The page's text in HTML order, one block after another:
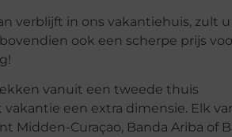
verblijft in ons vakantiehuis, zult
ook een scherpe prijs
vanuit een tweede thuis
vakantie een extra dimensie. Elk
Midden-Curaçao, Banda Ariba